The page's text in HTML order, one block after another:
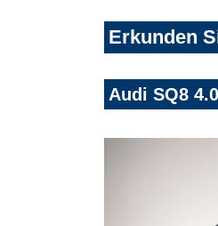
Erkunden
Audi SQ8